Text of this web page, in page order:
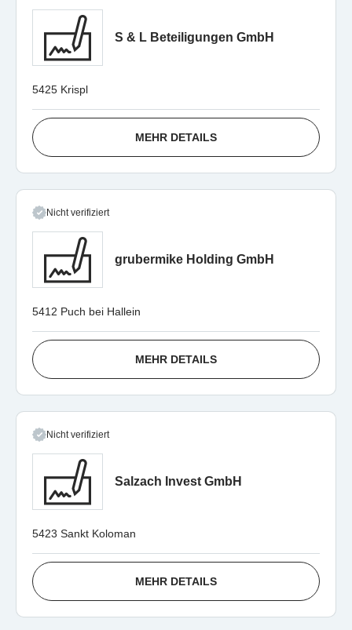
S & L Beteiligungen GmbH
5425 Krispl
MEHR DETAILS
Nicht verifiziert
grubermike Holding GmbH
5412 Puch bei Hallein
MEHR DETAILS
Nicht verifiziert
Salzach Invest GmbH
5423 Sankt Koloman
MEHR DETAILS